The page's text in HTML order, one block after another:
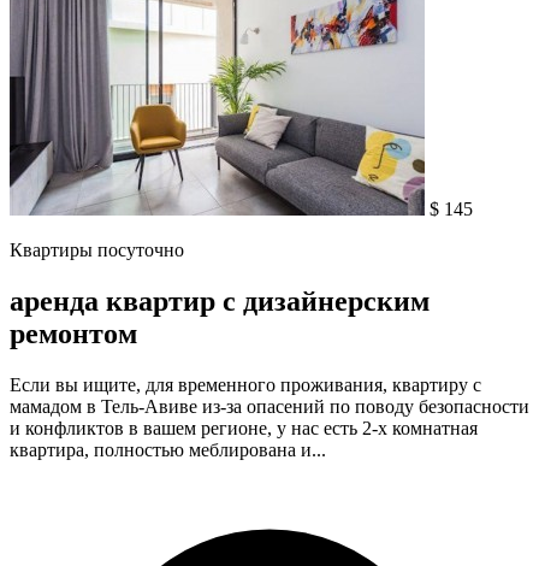
$ 145
Квартиры посуточно
аренда квартир с дизайнерским
ремонтом
Если вы ищите, для временного проживания, квартиру с
мамадом в Тель-Авиве из-за опасений по поводу безопасности
и конфликтов в вашем регионе, у нас есть 2-х комнатная
квартира, полностью меблирована и...